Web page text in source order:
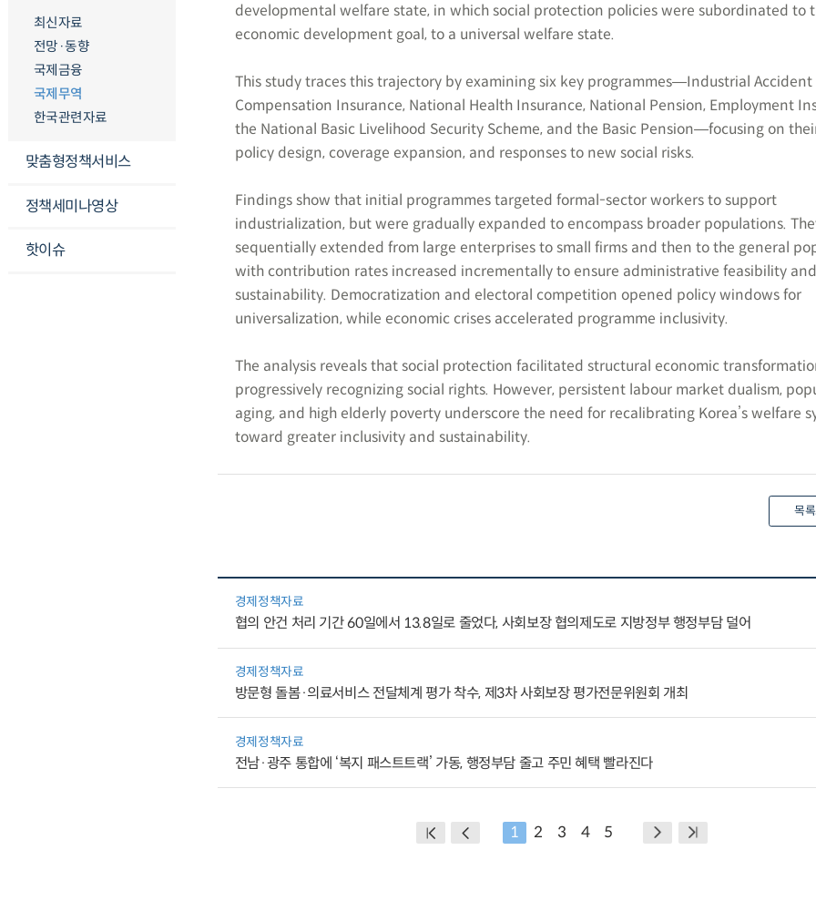
최신자료
전망·동향
국제금융
국제무역
한국관련자료
맞춤형정책서비스
정책세미나영상
핫이슈
developmental welfare state, in which social protection policies were subordinated to
economic development goal, to a universal welfare state.
This study traces this trajectory by examining six key programmes―Industrial Accident
Compensation Insurance, National Health Insurance, National Pension, Employment
the National Basic Livelihood Security Scheme, and the Basic Pension―focusing on
policy design, coverage expansion, and responses to new social risks.
Findings show that initial programmes targeted formal-sector workers to support
industrialization, but were gradually expanded to encompass broader populations.
sequentially extended from large enterprises to small firms and then to the general
with contribution rates increased incrementally to ensure administrative feasibility
sustainability. Democratization and electoral competition opened policy windows for
universalization, while economic crises accelerated programme inclusivity.
The analysis reveals that social protection facilitated structural economic
progressively recognizing social rights. However, persistent labour market dualism,
aging, and high elderly poverty underscore the need for recalibrating Korea’s welfare
toward greater inclusivity and sustainability.
목
경제정책자료
협의 안건 처리 기간 60일에서 13.8일로 줄었다, 사회보장 협의제도로 지방정부 행정부담 덜어
경제정책자료
방문형 돌봄·의료서비스 전달체계 평가 착수, 제3차 사회보장 평가전문위원회 개최
경제정책자료
전남·광주 통합에 ‘복지 패스트트랙’ 가동, 행정부담 줄고 주민 혜택 빨라진다
1 2 3 4 5